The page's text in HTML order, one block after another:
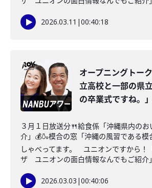
2026.03.11 |00:40:18
オープニングトー
立高校と一部の県
の卒業式ですね。」
３月１日放送分🍴給食係「沖縄県内の
介」💰🍶模合の窓「沖縄の風習である
しゃべってます。 ユニオンですから！
ザ ユニオンの面白情報なんでもご紹介
2026.03.03 |00:40:06